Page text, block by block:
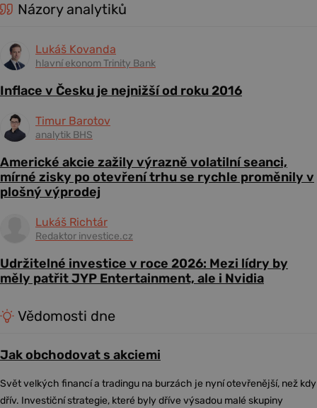
Názory analytiků
Lukáš Kovanda
hlavní ekonom Trinity Bank
Inflace v Česku je nejnižší od roku 2016
Timur Barotov
analytik BHS
Americké akcie zažily výrazně volatilní seanci,
mírné zisky po otevření trhu se rychle proměnily v
plošný výprodej
Lukáš Richtár
Redaktor investice.cz
Udržitelné investice v roce 2026: Mezi lídry by
měly patřit JYP Entertainment, ale i Nvidia
Vědomosti dne
Jak obchodovat s akciemi
Svět velkých financí a tradingu na burzách je nyní otevřenější, než kdy
dřív. Investiční strategie, které byly dříve výsadou malé skupiny